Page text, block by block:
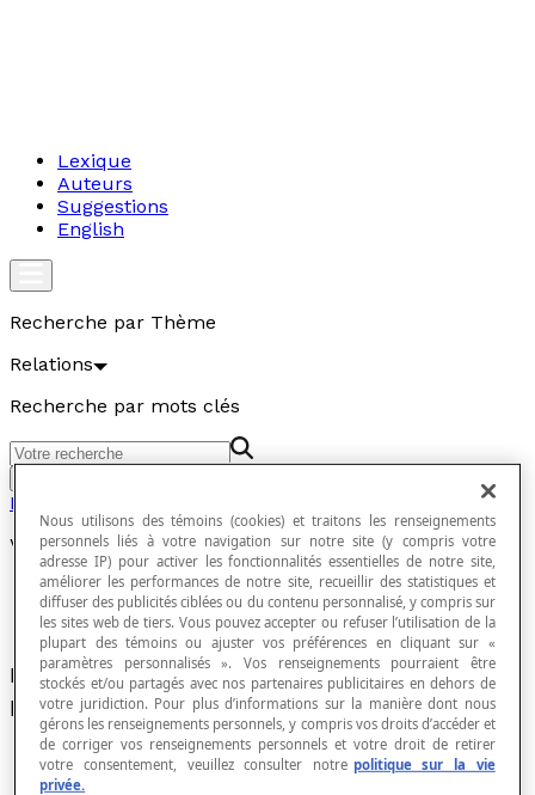
Lexique
Auteurs
Suggestions
English
Recherche par Thème
Relations
Recherche par mots clés
Relations
Variation inverse
Relation de la formexy=kdans laquelle le
produitkdes deux variables demeure constant.
Nous utilisons des témoins (cookies) et traitons les renseignements
personnels liés à votre navigation sur notre site (y compris votre
adresse IP) pour activer les fonctionnalités essentielles de notre site,
améliorer les performances de notre site, recueillir des statistiques et
diffuser des publicités ciblées ou du contenu personnalisé, y compris sur
les sites web de tiers. Vous pouvez accepter ou refuser l’utilisation de la
plupart des témoins ou ajuster vos préférences en cliquant sur «
paramètres personnalisés ». Vos renseignements pourraient être
stockés et/ou partagés avec nos partenaires publicitaires en dehors de
votre juridiction. Pour plus d’informations sur la manière dont nous
gérons les renseignements personnels, y compris vos droits d’accéder et
de corriger vos renseignements personnels et votre droit de retirer
votre consentement, veuillez consulter notre politique sur la vie
privée.